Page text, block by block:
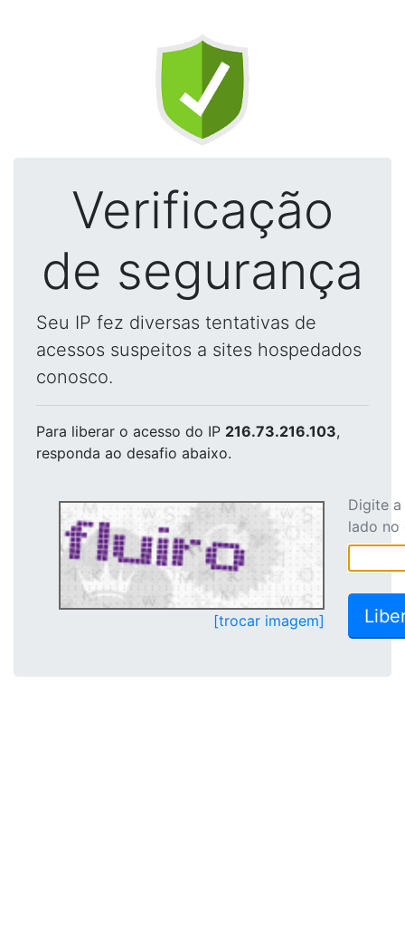
Verificação
de segurança
Seu IP fez diversas tentativas de
acessos suspeitos a sites hospedados
conosco.
Para liberar o acesso do IP 216.73.216.103,
responda ao desafio abaixo.
[trocar imagem]
Digite
lado no